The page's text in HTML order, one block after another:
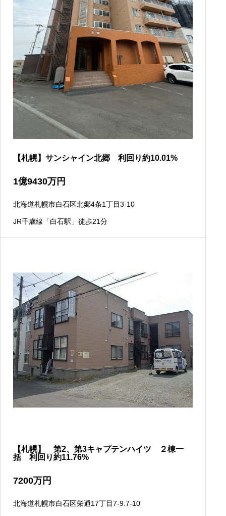
【札幌】サンシャイン北郷 利回り約10.01%
1億9430万円
北海道札幌市白石区北郷4条1丁目3-10
JR千歳線「白石駅」徒歩21分
【札幌】 第2、第3キャプテンハイツ ２棟一
括 利回り約11.76%
7200万円
北海道札幌市白石区栄通17丁目7-9.7-10